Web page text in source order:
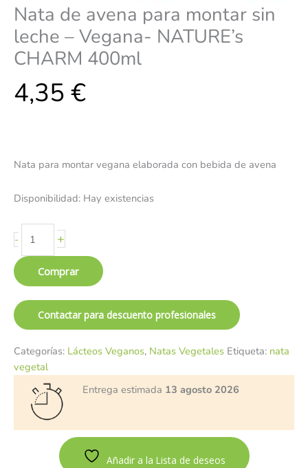
Nata de avena para montar sin
leche – Vegana- NATURE’s
CHARM 400ml
4,35 €
Nata para montar vegana elaborada con bebida de avena
Disponibilidad: Hay existencias
- +
Comprar
Contactar para descuento profesionales
Categorías: Lácteos Veganos, Natas Vegetales Etiqueta: nata
vegetal
Entrega estimada 13 agosto 2026
Añadir a la Lista de deseos